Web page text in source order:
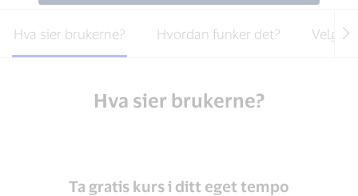
Hva sier brukerne? Hvordan funker det? Velg
Hva sier brukerne?
Ta gratis kurs i ditt eget tempo